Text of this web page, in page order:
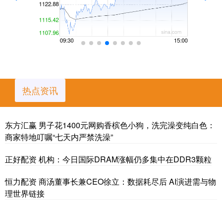
热点资讯
东方汇赢 男子花1400元网购香槟色小狗，洗完澡变纯白色：
商家特地叮嘱“七天内严禁洗澡”
正好配资 机构：今日国际DRAM涨幅仍多集中在DDR3颗粒
恒力配资 商汤董事长兼CEO徐立：数据耗尽后 AI演进需与物
理世界链接